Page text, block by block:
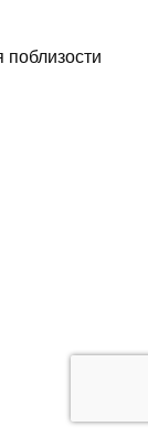
поблизости